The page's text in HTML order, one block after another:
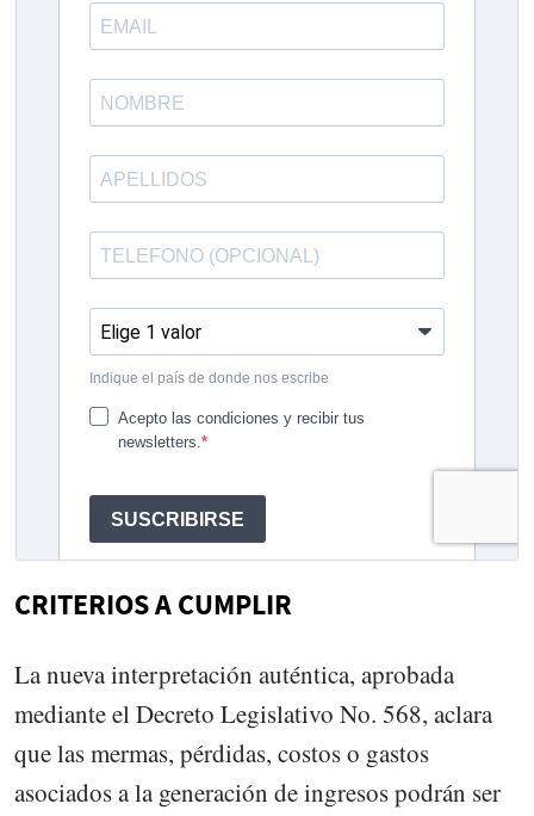
CRITERIOS A CUMPLIR
La nueva interpretación auténtica, aprobada
mediante el Decreto Legislativo No. 568, aclara
que las mermas, pérdidas, costos o gastos
asociados a la generación de ingresos podrán ser